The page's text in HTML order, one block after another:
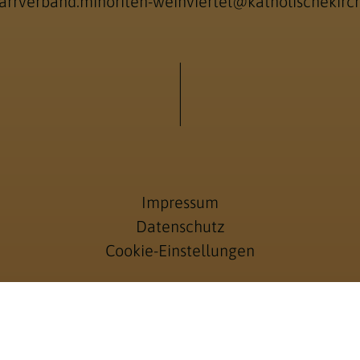
Impressum
Datenschutz
Cookie-Einstellungen